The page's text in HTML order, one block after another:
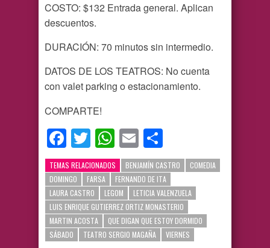
COSTO: $132 Entrada general. Aplican
descuentos.
DURACIÓN: 70 minutos sin intermedio.
DATOS DE LOS TEATROS: No cuenta
con valet parking o estacionamiento.
COMPARTE!
Facebook
TwitterWhatsApp
Email
TEMAS RELACIONADOS BENJAMÍN CASTRO
COMEDIA
DOMINGO
FARSA
FERNANDO DE ITA
LAURA CASTRO
LEGOM
LETICIA VALENZUELA
LUIS ENRIQUE GUTIERREZ ORTIZ MONASTERIO
MARTIN ACOSTA
QUE DIGAN QUE ESTOY DORMIDO
SÁBADO
TEATRO SERGIO MAGAÑA VIERNES